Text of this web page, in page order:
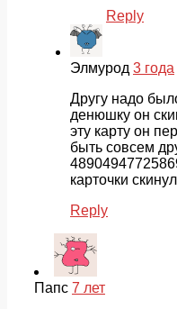
Reply
Элмурод 3 года
Другу надо
денюшку он
эту карту он
быть совсем
карточки скинул
Reply
Папс 7 лет